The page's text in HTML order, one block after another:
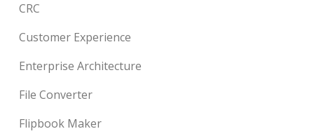
CRC
Customer Experience
Enterprise Architecture
File Converter
Flipbook Maker